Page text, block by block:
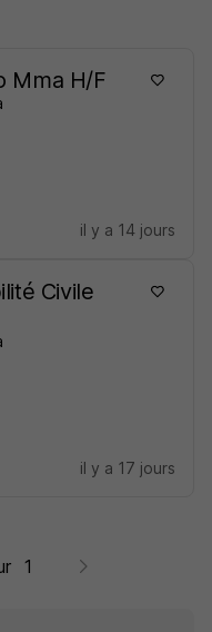
Mma H/F
il y a 14 jours
Civile
il y a 17 jours
1